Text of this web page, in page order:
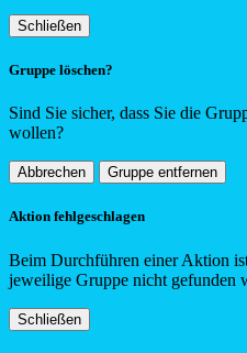
Schließen
Gruppe löschen?
Sind Sie sicher, dass Sie die
wollen?
Abbrechen Gruppe entfernen
Aktion fehlgeschlagen
Beim Durchführen einer Aktion
jeweilige Gruppe nicht gefunden
Schließen